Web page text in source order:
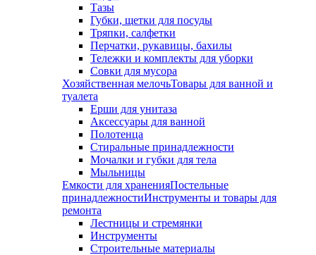
Тазы
Губки, щетки для посуды
Тряпки, салфетки
Перчатки, рукавицы, бахилы
Тележки и комплекты для уборки
Совки для мусора
Хозяйственная мелочьТовары для ванной и
туалета
Ерши для унитаза
Аксессуары для ванной
Полотенца
Стиральные принадлежности
Мочалки и губки для тела
Мыльницы
Емкости для храненияПостельные
принадлежностиИнструменты и товары для
ремонта
Лестницы и стремянки
Инструменты
Строительные материалы